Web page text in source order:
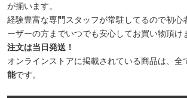
が揃います。
経験豊富な専門スタッフが常駐してるので初心
ーザーの方までいつでも安心してお買い物頂け
注文は当日発送！
オンラインストアに掲載されている商品は、全
能です。